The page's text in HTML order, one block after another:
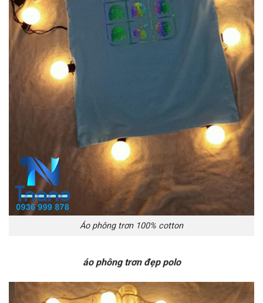
Áo phông trơn 100% cotton
áo phông trơn đẹp polo